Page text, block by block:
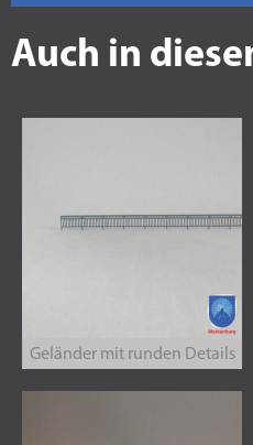
Auch in
Geländer mit runden Details